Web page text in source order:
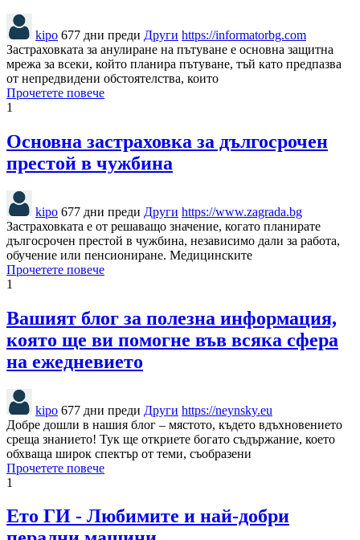
kipo 677 дни преди Други https://informatorbg.com
Застраховката за анулиране на пътуване е основна защитна
мрежа за всеки, който планира пътуване, тъй като предпазва
от непредвидени обстоятелства, които
Прочетете повече
1
Основна застраховка за дългосрочен
престой в чужбина
kipo 677 дни преди Други https://www.zagrada.bg
Застраховката е от решаващо значение, когато планирате
дългосрочен престой в чужбина, независимо дали за работа,
обучение или пенсиониране. Медицинските
Прочетете повече
1
Вашият блог за полезна информация,
която ще ви помогне във всяка сфера
на ежедневието
kipo 677 дни преди Други https://neynsky.eu
Добре дошли в нашия блог – мястото, където вдъхновението
среща знанието! Тук ще откриете богато съдържание, което
обхваща широк спектър от теми, съобразени
Прочетете повече
1
Ето ГИ - Любимите и най-добри